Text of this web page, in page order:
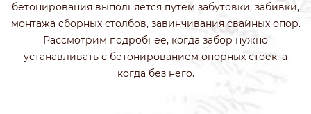
бетонирования выполняется путем забутовки, забивки,
монтажа сборных столбов, завинчивания свайных опор.
Рассмотрим подробнее, когда забор нужно
устанавливать с бетонированием опорных стоек, а
когда без него.